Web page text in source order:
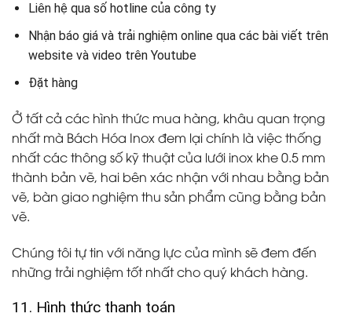
Liên hệ qua số hotline của công ty
Nhận báo giá và trải nghiệm online qua các bài viết trên
website và video trên Youtube
Đặt hàng
Ở tất cả các hình thức mua hàng, khâu quan trọng
nhất mà Bách Hóa Inox đem lại chính là việc thống
nhất các thông số kỹ thuật của lưới inox khe 0.5 mm
thành bản vẽ, hai bên xác nhận với nhau bằng bản
vẽ, bàn giao nghiệm thu sản phẩm cũng bằng bản
vẽ.
Chúng tôi tự tin với năng lực của mình sẽ đem đến
những trải nghiệm tốt nhất cho quý khách hàng.
11. Hình thức thanh toán